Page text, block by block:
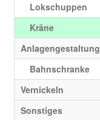
Lokschuppen
Kräne
Anlagengestaltung
Bahnschranke
Vernickeln
Sonstiges